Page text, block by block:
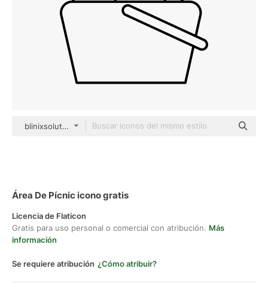
blinixsolutions black outline
Área De Pícnic icono gratis
Licencia de Flaticon
Gratis para uso personal o comercial con atribución. Más
información
Se requiere atribución ¿Cómo atribuir?